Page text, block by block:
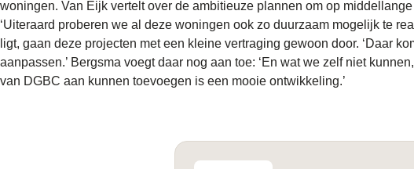
woningen. Van Eijk vertelt over de ambitieuze plannen om op
‘Uiteraard proberen we al deze woningen ook zo duurzaam mogelijk te
ligt, gaan deze projecten met een kleine vertraging gewoon door. ‘Daar
aanpassen.’ Bergsma voegt daar nog aan toe: ‘En wat we zelf niet
van DGBC aan kunnen toevoegen is een mooie ontwikkeling.’